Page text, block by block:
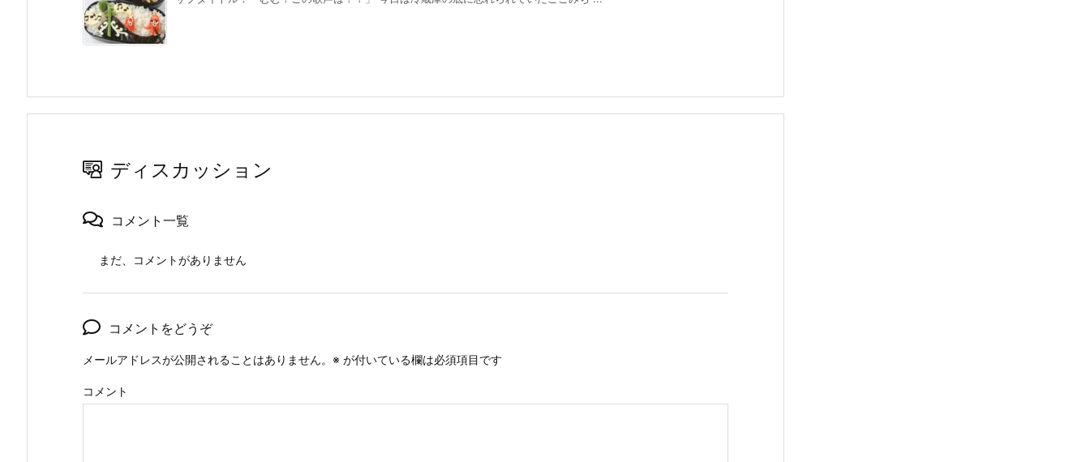
ディスカッション
コメント一覧
まだ、コメントがありません
コメントをどうぞ
メールアドレスが公開されることはありません。 ※ が付いている欄は必須項目です
コメント